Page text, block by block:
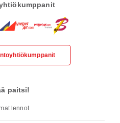
paitsi!
lennot